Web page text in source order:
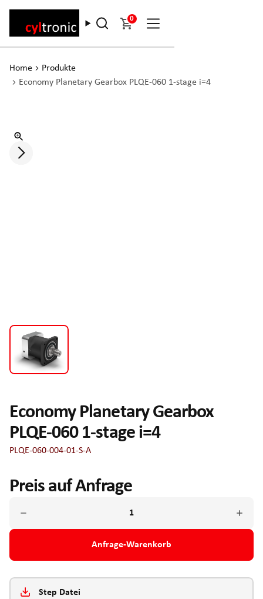
0
Home
Produkte
Economy Planetary Gearbox PLQE-060 1-stage i=4
Economy Planetary Gearbox
PLQE-060 1-stage i=4
PLQE-060-004-01-S-A
Preis auf Anfrage
Anfrage-Warenkorb
Step Datei